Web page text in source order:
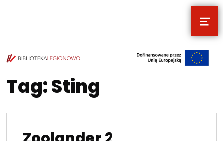
POCZYTALNIA – NOWE MIEJSCE NA
TWOJE NOWE MIEJSCE NA TWOJE KULTURALNE EKSPLORACJE
Tag:Sting